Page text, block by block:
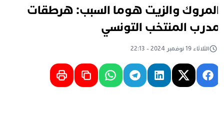
والزيت هوما السبب: هرطقات
المنتخب التونسي
الثلاثاء 19 نوفمبر 2024 - 22:13